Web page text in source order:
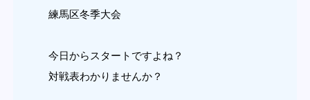
練馬区冬季大会
今日からスタートですよね？
対戦表わかりませんか？